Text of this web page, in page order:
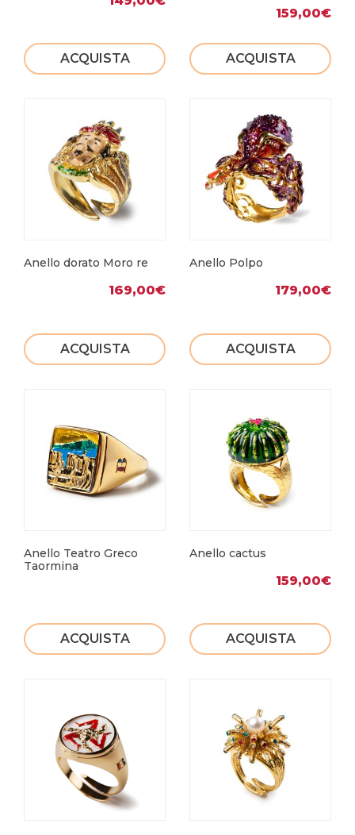
ACQUISTA
159,00€
ACQUISTA
Anello dorato Moro re
169,00€
ACQUISTA
Anello Polpo
179,00€
ACQUISTA
Anello Teatro Greco
Taormina
ACQUISTA
Anello cactus
159,00€
ACQUISTA